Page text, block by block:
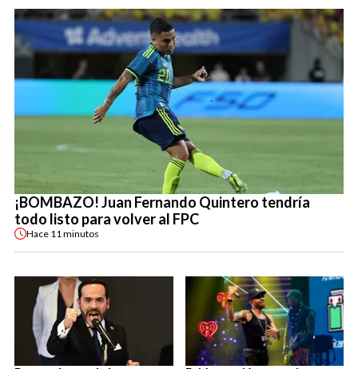
¡BOMBAZO! Juan Fernando Quintero tendría
todo listo para volver al FPC
Hace 11 minutos